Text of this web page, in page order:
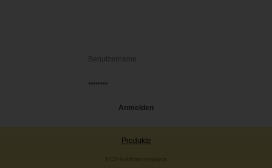
Produkte